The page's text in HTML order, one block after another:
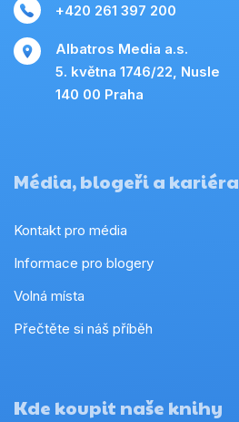
+420 261 397 200
Albatros Media a.s.
5. května 1746/22, Nusle
140 00 Praha
Média, blogeři a kariéra
Kontakt pro média
Informace pro blogery
Volná místa
Přečtěte si náš příběh
Kde koupit naše knihy